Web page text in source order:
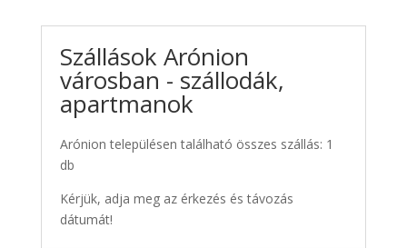
Szállások Arónion
városban - szállodák,
apartmanok
Arónion településen található összes szállás: 1
db
Kérjük, adja meg az érkezés és távozás
dátumát!